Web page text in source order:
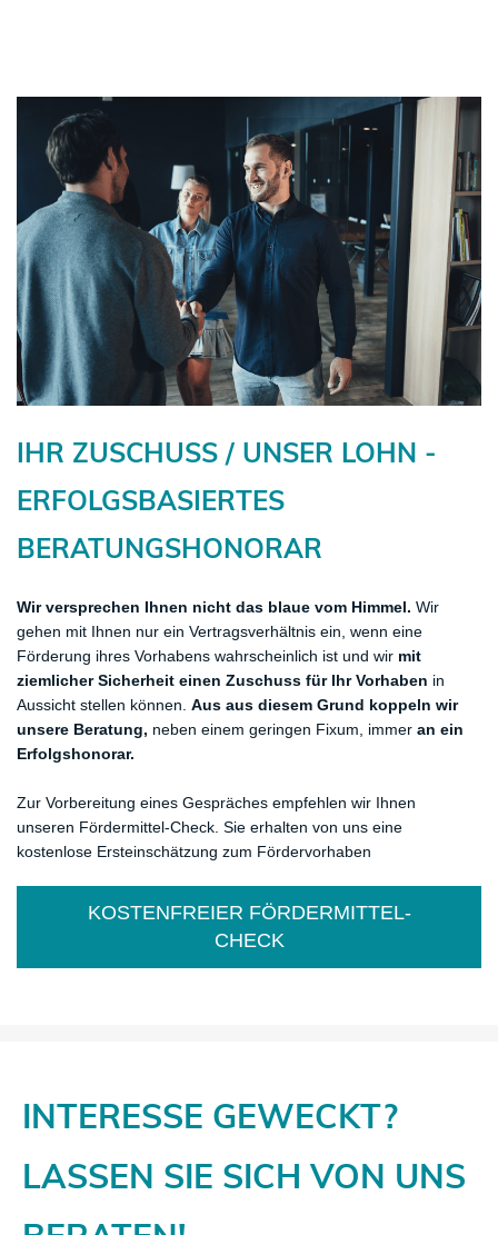
Eigenkapitalfinanzierung
Energiekredite
Filmförderung
Grüdnungskredit
Infrakredit Kommunal
Infrakredit Energie
Infrakredit Breitband
Innovationskredit
Stabilisierungskredit
IN BAYERN
Agrar-Bürgschaft
BBB-Express
BBB-fit
Bürgschaft ohne Bank (BoB)
Kombiprodukt Bürgschaft und Beteiligung
Sonderprogramm 100 x 10
Unternehmensnachfolge & Vermögens­diversi­fizierung
Kleine & Junge Unternehmen / Existenzgründung
Startup Shield
Mittelstand Bayern
Risikokapital für Wachstum und Innovationen
Mikromezzaninfonds Deutschland
IHR ZUSCHUSS / UNSER LOHN -
ERFOLGSBASIERTES
BERATUNGSHONORAR
Wir versprechen Ihnen nicht das blaue vom Himmel. Wir
gehen mit Ihnen nur ein Vertragsverhältnis ein, wenn eine
Förderung ihres Vorhabens wahrscheinlich ist und wir mit
ziemlicher Sicherheit einen Zuschuss für Ihr Vorhaben in
Aussicht stellen können. Aus aus diesem Grund koppeln wir
unsere Beratung, neben einem geringen Fixum, immer an ein
Erfolgshonorar.
Zur Vorbereitung eines Gespräches empfehlen wir Ihnen
unseren Fördermittel-Check. Sie erhalten von uns eine
kostenlose Ersteinschätzung zum Fördervorhaben
KOSTENFREIER FÖRDERMITTEL-
CHECK
INTERESSE GEWECKT?
​LASSEN SIE SICH VON UNS